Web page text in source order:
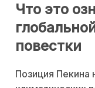
Что это
повестки
Позиция